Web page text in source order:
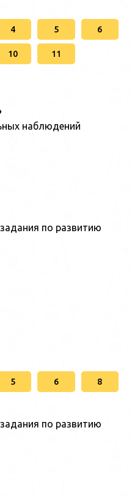
4 5 6
10 11
наблюдений
по развитию
5 6 8
по развитию